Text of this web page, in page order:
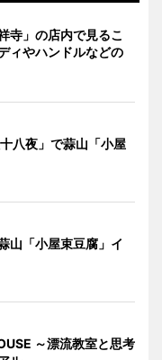
寺」の店内で見るこ
ィやハンドルなどの
八夜」で蒜山「小屋
山「小屋束豆腐」イ
～漂流教室と思考